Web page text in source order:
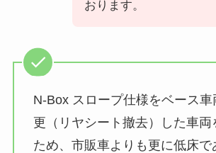
おります。
N-Box スロープ仕様をベース
更（リヤシート撤去）した車両
ため、市販車よりも更に低床で